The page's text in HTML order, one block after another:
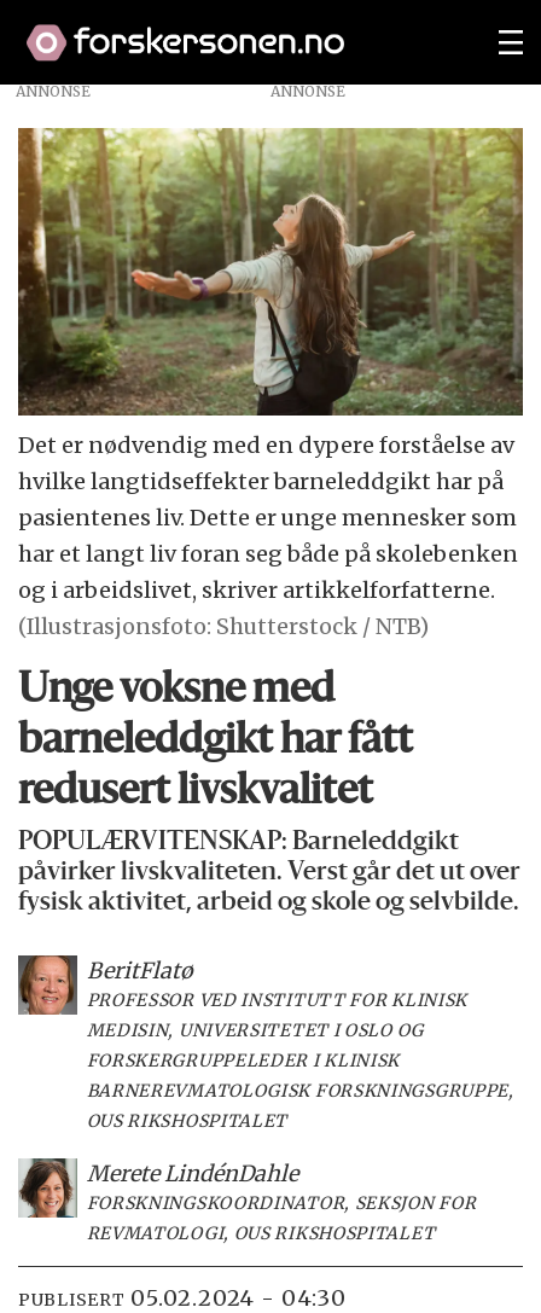
ANNONSE
Det er nødvendig med en dypere forståelse av
hvilke langtidseffekter barneleddgikt har på
pasientenes liv. Dette er unge mennesker som
har et langt liv foran seg både på skolebenken
og i arbeidslivet, skriver artikkelforfatterne.
(Illustrasjonsfoto: Shutterstock / NTB)
Unge voksne med
barneleddgikt har fått
redusert livskvalitet
POPULÆRVITENSKAP: Barneleddgikt
påvirker livskvaliteten. Verst går det ut over
fysisk aktivitet, arbeid og skole og selvbilde.
BeritFlatø
PROFESSOR VED INSTITUTT FOR KLINISK
MEDISIN, UNIVERSITETET I OSLO OG
FORSKERGRUPPELEDER I KLINISK
BARNEREVMATOLOGISK FORSKNINGSGRUPPE,
OUS RIKSHOSPITALET
Merete LindénDahle
FORSKNINGSKOORDINATOR, SEKSJON FOR
REVMATOLOGI, OUS RIKSHOSPITALET
PUBLISERT 05.02.2024 - 04:30